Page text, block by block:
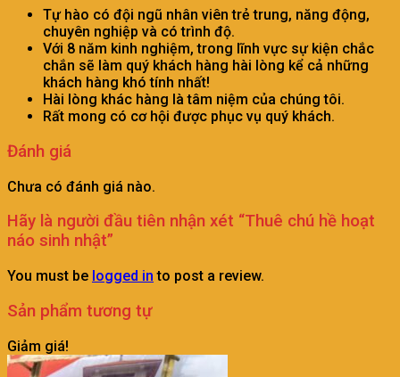
Tự hào có đội ngũ nhân viên trẻ trung, năng động,
chuyên nghiệp và có trình độ.
Với 8 năm kinh nghiệm, trong lĩnh vực sự kiện chắc
chắn sẽ làm quý khách hàng hài lòng kể cả những
khách hàng khó tính nhất!
Hài lòng khác hàng là tâm niệm của chúng tôi.
Rất mong có cơ hội được phục vụ quý khách.
Đánh giá
Chưa có đánh giá nào.
Hãy là người đầu tiên nhận xét “Thuê chú hề hoạt
náo sinh nhật”
You must be logged in to post a review.
Sản phẩm tương tự
Giảm giá!